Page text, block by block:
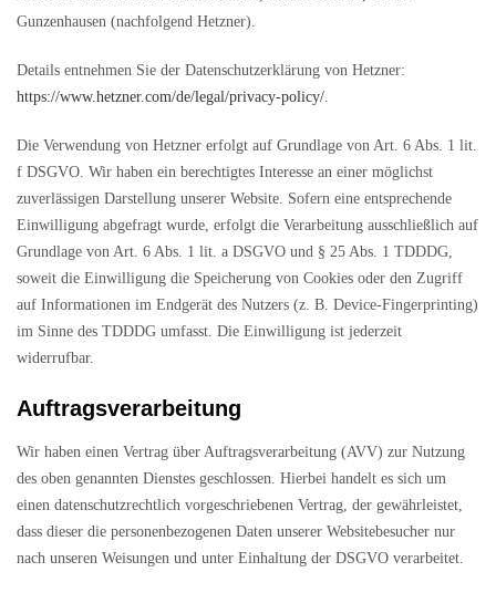
Gunzenhausen (nachfolgend Hetzner).
Details entnehmen Sie der Datenschutzerklärung von Hetzner:
https://www.hetzner.com/de/legal/privacy-policy/.
Die Verwendung von Hetzner erfolgt auf Grundlage von Art. 6 Abs. 1 lit.
f DSGVO. Wir haben ein berechtigtes Interesse an einer möglichst
zuverlässigen Darstellung unserer Website. Sofern eine entsprechende
Einwilligung abgefragt wurde, erfolgt die Verarbeitung ausschließlich auf
Grundlage von Art. 6 Abs. 1 lit. a DSGVO und § 25 Abs. 1 TDDDG,
soweit die Einwilligung die Speicherung von Cookies oder den Zugriff
auf Informationen im Endgerät des Nutzers (z. B. Device-Fingerprinting)
im Sinne des TDDDG umfasst. Die Einwilligung ist jederzeit
widerrufbar.
Auftragsverarbeitung
Wir haben einen Vertrag über Auftragsverarbeitung (AVV) zur Nutzung
des oben genannten Dienstes geschlossen. Hierbei handelt es sich um
einen datenschutzrechtlich vorgeschriebenen Vertrag, der gewährleistet,
dass dieser die personenbezogenen Daten unserer Websitebesucher nur
nach unseren Weisungen und unter Einhaltung der DSGVO verarbeitet.